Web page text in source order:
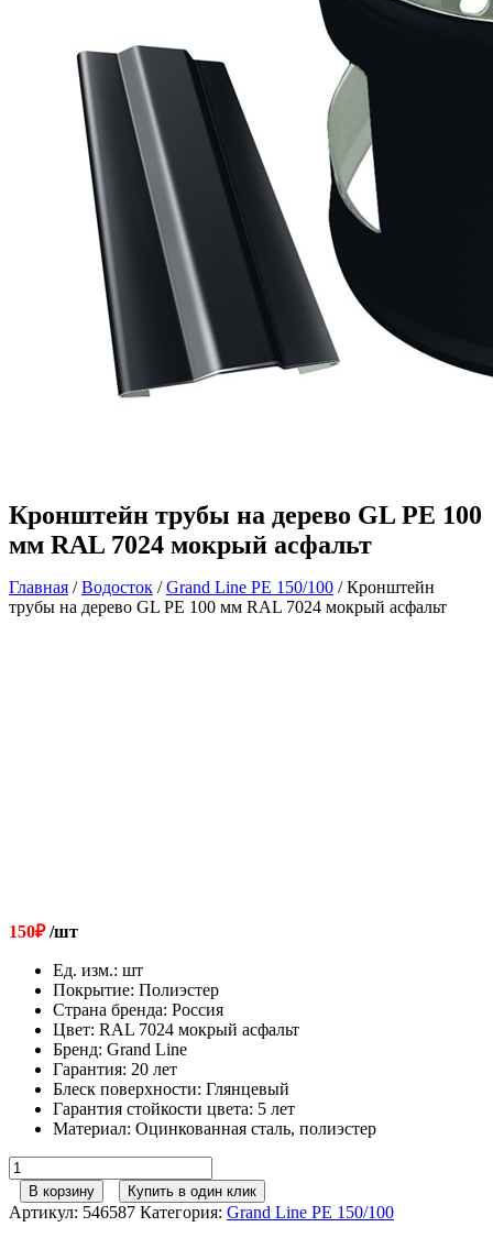
Кронштейн трубы на дерево GL PE 100
мм RAL 7024 мокрый асфальт
Главная /Водосток /Grand Line РЕ 150/100 / Кронштейн
трубы на дерево GL PE 100 мм RAL 7024 мокрый асфальт
150₽/шт
Ед. изм.: шт
Покрытие: Полиэстер
Страна бренда: Россия
Цвет: RAL 7024 мокрый асфальт
Бренд: Grand Line
Гарантия: 20 лет
Блеск поверхности: Глянцевый
Гарантия стойкости цвета: 5 лет
Материал: Оцинкованная сталь, полиэстер
Количество
товара
Кронштейн
трубы
В корзину Купить в один клик
Артикул: 546587 Категория: Grand Line РЕ 150/100